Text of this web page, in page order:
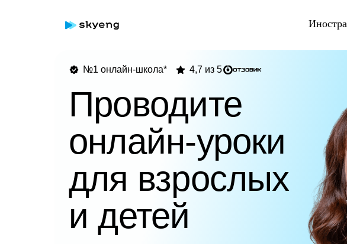
№1 онлайн-школа* 4,7 из 5
Проводите
онлайн-уроки
для взрослых
и детей